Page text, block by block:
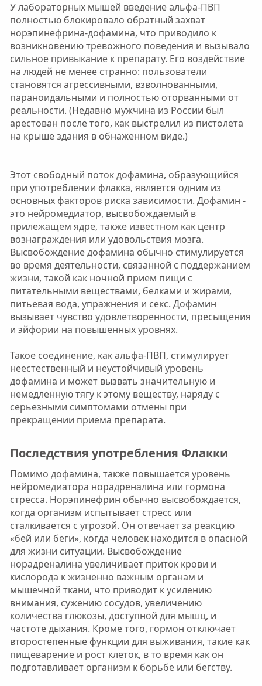
У лабораторных мышей введение альфа-ПВП
полностью блокировало обратный захват
норэпинефрина-дофамина, что приводило к
возникновению тревожного поведения и вызывало
сильное привыкание к препарату. Его воздействие
на людей не менее странно: пользователи
становятся агрессивными, взволнованными,
параноидальными и полностью оторванными от
реальности. (Недавно мужчина из России был
арестован после того, как выстрелил из пистолета
на крыше здания в обнаженном виде.)
Этот свободный поток дофамина, образующийся
при употреблении флакка, является одним из
основных факторов риска зависимости. Дофамин -
это нейромедиатор, высвобождаемый в
прилежащем ядре, также известном как центр
вознаграждения или удовольствия мозга.
Высвобождение дофамина обычно стимулируется
во время деятельности, связанной с поддержанием
жизни, такой как ночной прием пищи с
питательными веществами, белками и жирами,
питьевая вода, упражнения и секс. Дофамин
вызывает чувство удовлетворенности, пресыщения
и эйфории на повышенных уровнях.
Такое соединение, как альфа-ПВП, стимулирует
неестественный и неустойчивый уровень
дофамина и может вызвать значительную и
немедленную тягу к этому веществу, наряду с
серьезными симптомами отмены при
прекращении приема препарата.
Последствия употребления Флакки​
Помимо дофамина, также повышается уровень
нейромедиатора норадреналина или гормона
стресса. Норэпинефрин обычно высвобождается,
когда организм испытывает стресс или
сталкивается с угрозой. Он отвечает за реакцию
«бей или беги», когда человек находится в опасной
для жизни ситуации. Высвобождение
норадреналина увеличивает приток крови и
кислорода к жизненно важным органам и
мышечной ткани, что приводит к усилению
внимания, сужению сосудов, увеличению
количества глюкозы, доступной для мышц, и
частоте дыхания. Кроме того, гормон отключает
второстепенные функции для выживания, такие как
пищеварение и рост клеток, в то время как он
подготавливает организм к борьбе или бегству.